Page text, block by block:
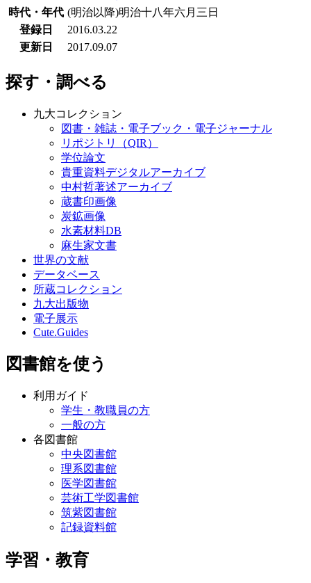
時代・年代 (明治以降)明治十八年六月三日
登録日
2016.03.22
更新日
2017.09.07
探す・調べる
九大コレクション
図書・雑誌・電子ブック・電子ジャーナル
リポジトリ（QIR）
学位論文
貴重資料デジタルアーカイブ
中村哲著述アーカイブ
蔵書印画像
炭鉱画像
水素材料DB
麻生家文書
世界の文献
データベース
所蔵コレクション
九大出版物
電子展示
Cute.Guides
図書館を使う
利用ガイド
学生・教職員の方
一般の方
各図書館
中央図書館
理系図書館
医学図書館
芸術工学図書館
筑紫図書館
記録資料館
学習・教育